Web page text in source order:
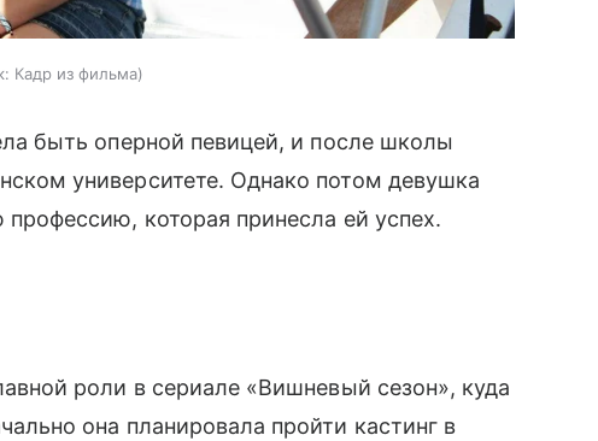
Кадр из фильма
быть оперной певицей, и после школы
университете. Однако потом девушка
которая принесла ей успех.
роли в сериале «Вишневый сезон», куда
она планировала пройти кастинг в